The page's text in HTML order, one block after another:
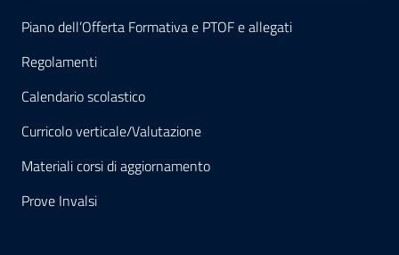
Piano dell’Offerta Formativa e PTOF e allegati
Regolamenti
Calendario scolastico
Curricolo verticale/Valutazione
Materiali corsi di aggiornamento
Prove Invalsi